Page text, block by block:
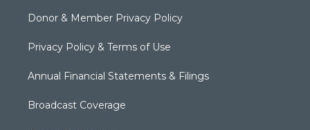
Donor & Member Privacy Policy
Privacy Policy & Terms of Use
Annual Financial Statements & Filings
Broadcast Coverage